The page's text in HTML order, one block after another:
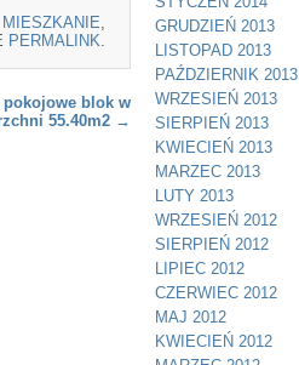
MIESZKANIE
PERMALINK
pokojowe blok w
55.40m2 →
GRUDZIEŃ 2013
LISTOPAD 2013
PAŹDZIERNIK 2013
WRZESIEŃ 2013
SIERPIEŃ 2013
KWIECIEŃ 2013
MARZEC 2013
LUTY 2013
WRZESIEŃ 2012
SIERPIEŃ 2012
LIPIEC 2012
CZERWIEC 2012
MAJ 2012
KWIECIEŃ 2012